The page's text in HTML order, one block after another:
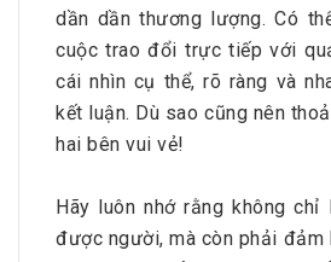
dần dần thương lượng. Có
cuộc trao đổi trực tiếp với
cái nhìn cụ thể, rõ ràng và
kết luận. Dù sao cũng nên
hai bên vui vẻ!
Hãy luôn nhớ rằng không chỉ
được người, mà còn phải đảm